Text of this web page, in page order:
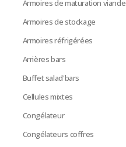
Armoires de maturation viande
Armoires de stockage
Armoires réfrigérées
Arrières bars
Buffet salad'bars
Cellules mixtes
Congélateur
Congélateurs coffres